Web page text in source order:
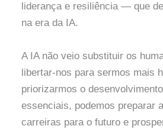
liderança e resiliência — que
na era da IA.
A IA não veio substituir os
libertar-nos para sermos mais
priorizarmos o
essenciais, podemos preparar
carreiras para o futuro e